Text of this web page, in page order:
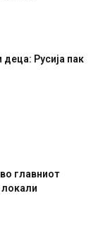
Русија пак
нова 11-